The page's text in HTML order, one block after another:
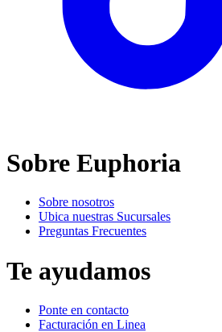
Sobre Euphoria
Sobre nosotros
Ubica nuestras Sucursales
Preguntas Frecuentes
Te ayudamos
Ponte en contacto
Facturación en Linea